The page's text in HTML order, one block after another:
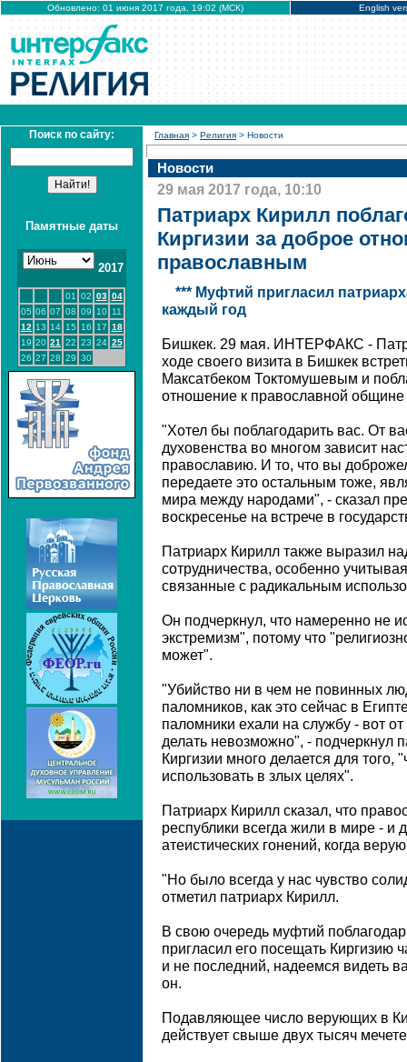
Обновлено: 01 июня 2017 года, 19:02 (МСК) English
Поиск по сайту:
Памятные даты
2017
01 02 03 04
05 06 07 08 09 10
11
12 13 14 15 16 17 18
19 20 21 22 23 24 25
26 27 28 29 30
Главная > Религия > Новости
Новости
29 мая 2017 года, 10:10
Патриарх Кирилл
Киргизии за доброе
православным
*** Муфтий пригласил
каждый год
Бишкек. 29 мая. ИНТЕРФАКС -
ходе своего визита в Бишкек
Максатбеком Токтомушевым и
отношение к православной общине
"Хотел бы поблагодарить вас. От
духовенства во многом зависит
православию. И то, что вы
передаете это остальным тоже,
мира между народами", - сказал
воскресенье на встрече в
Патриарх Кирилл также выразил
сотрудничества, особенно
связанные с радикальным
Он подчеркнул, что намеренно не
экстремизм", потому что
может".
"Убийство ни в чем не повинных
паломников, как это сейчас в
паломники ехали на службу - вот
делать невозможно", - подчеркнул
Киргизии много делается для того,
использовать в злых целях".
Патриарх Кирилл сказал, что
республики всегда жили в мире - и
атеистических гонений, когда
"Но было всегда у нас чувство
отметил патриарх Кирилл.
В свою очередь муфтий
пригласил его посещать
и не последний, надеемся видеть
он.
Подавляющее число верующих в
действует свыше двух тысяч